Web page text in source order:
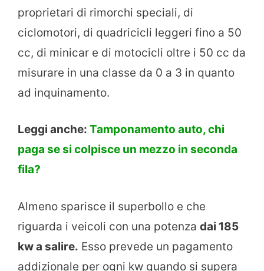
proprietari di rimorchi speciali, di
ciclomotori, di quadricicli leggeri fino a 50
cc, di minicar e di motocicli oltre i 50 cc da
misurare in una classe da 0 a 3 in quanto
ad inquinamento.
Leggi anche: Tamponamento auto, chi
paga se si colpisce un mezzo in seconda
fila?
Almeno sparisce il superbollo e che
riguarda i veicoli con una potenza dai 185
kw a salire. Esso prevede un pagamento
addizionale per ogni kw quando si supera